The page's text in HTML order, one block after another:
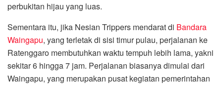
perbukitan hijau yang luas.
Sementara itu, jika Nesian Trippers mendarat di Bandara
Waingapu, yang terletak di sisi timur pulau, perjalanan ke
Ratenggaro membutuhkan waktu tempuh lebih lama, yakni
sekitar 6 hingga 7 jam. Perjalanan biasanya dimulai dari
Waingapu, yang merupakan pusat kegiatan pemerintahan